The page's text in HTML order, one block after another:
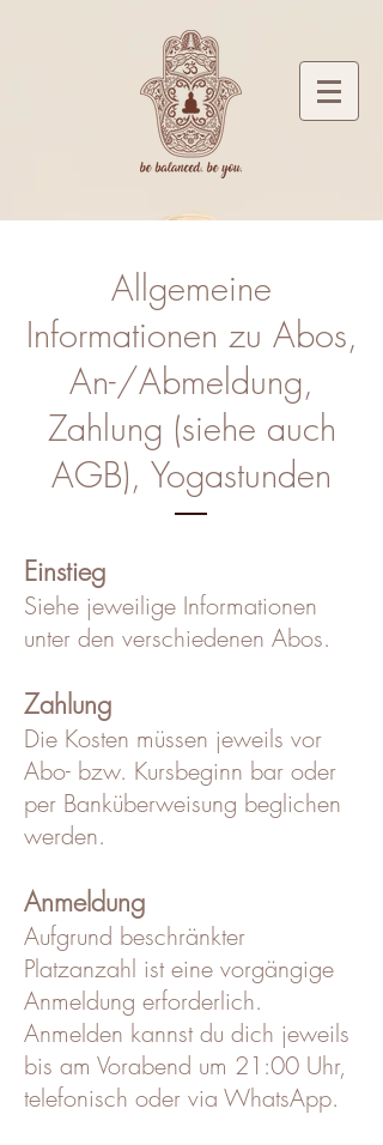
Allgemeine
Informationen zu Abos,
An-/Abmeldung,
Zahlung (siehe auch
AGB), Yogastunden
Einstieg
Siehe jeweilige Informationen
unter den verschiedenen Abos.
Zahlung
Die Kosten müssen jeweils vor
Abo- bzw. Kursbeginn bar oder
per Banküberweisung beglichen
werden.
Anmeldung
Aufgrund beschränkter
Platzanzahl ist eine vorgängige
Anmeldung erforderlich.
Anmelden kannst du dich jeweils
bis am Vorabend um 21:00 Uhr,
telefonisch oder via WhatsApp.